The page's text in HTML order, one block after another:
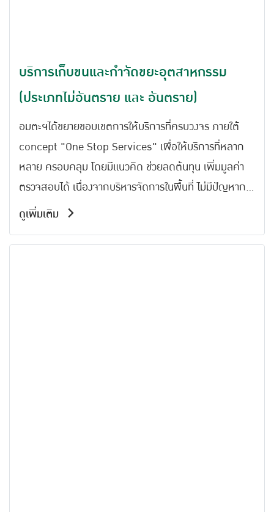
บริการเก็บขนและกำจัดขยะอุตสาหกรรม
(ประเภทไม่อันตราย และ อันตราย)
อมตะฯได้ขยายขอบเขตการให้บริการที่ครบวงจร ภายใต้
concept "One Stop Services" เพื่อให้บริการที่หลาก
หลาย ครอบคลุม โดยมีแนวคิด ช่วยลดต้นทุน เพิ่มมูลค่า
ตรวจสอบได้ เนื่องจากบริหารจัดการในพื้นที่ ไม่มีปัญหาการ
ทิ้งผิดกฎหมาย ตรวจสอบได้ตั้งแต่ต้นทางถึงปลายทาง
ขอสงวนสิทธิ์ให้บริการเฉพาะในพื้นที่นิคมอุตสาหกรรม
ดูเพิ่มเติม